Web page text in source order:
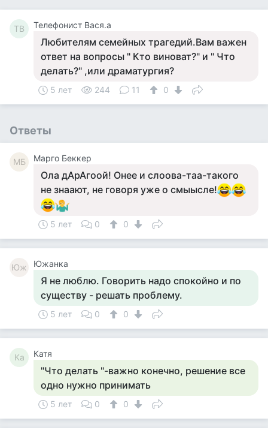
ТВ Телефонист Вася.а
Любителям семейных трагедий.Вам важен
ответ на вопросы " Кто виноват?" и " Что
делать?" ,или драматургия?
5 лет 244 11 0
Ответы
MБ Mарго Беккер
Ола дАрАгоой! Онее и слоова-таа-такого
не знаают, не говоря уже о смыысле!
5 лет 0 0
Юж Южанка
Я не люблю. Говорить надо спокойно и по
существу - решать проблему.
5 лет 0 0
Ка Катя
"Что делать "-важно конечно, решение все
одно нужно принимать
5 лет 0 0